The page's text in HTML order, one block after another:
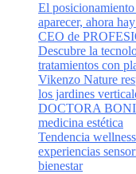
El
aparecer, ahora
CEO de
Descubre la
tratamientos con
Vikenzo Nature
los jardines
DOCTORA
medicina estética
Tendencia
experiencias
bienestar